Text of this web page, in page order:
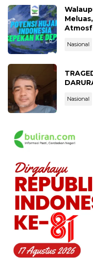
Nasional
Nasional